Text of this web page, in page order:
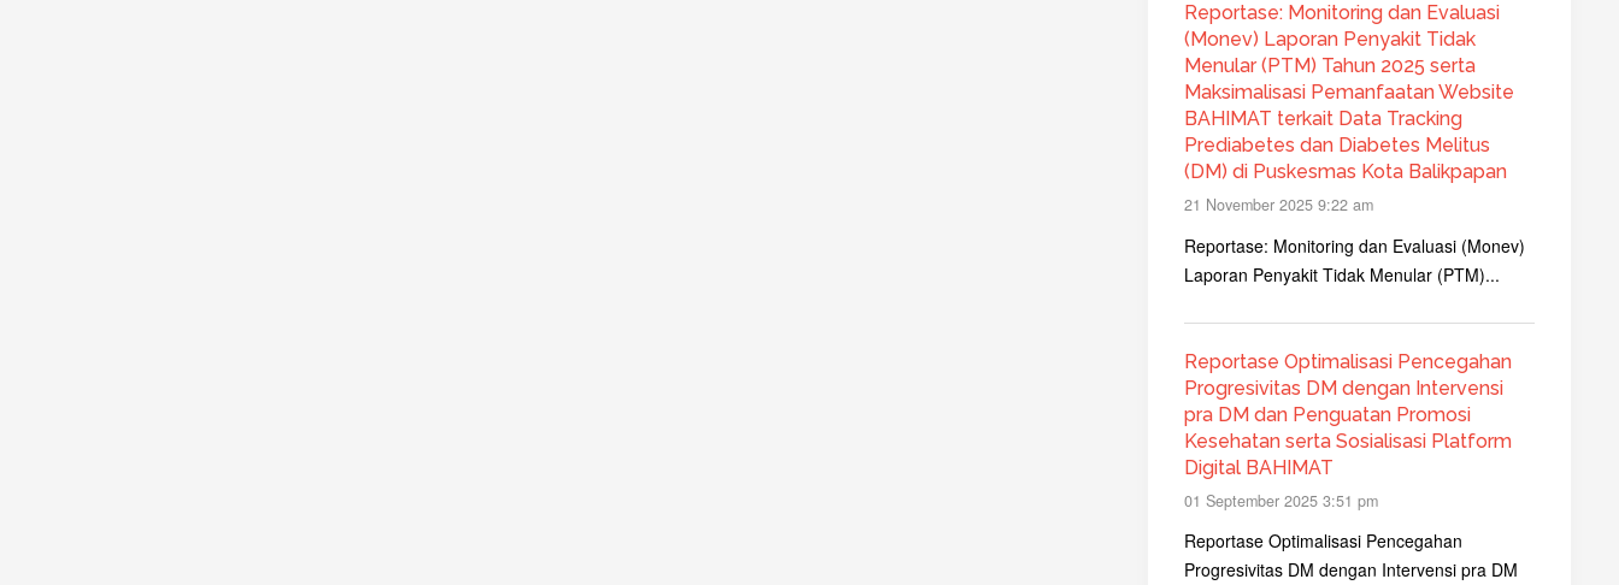
Reportase: Monitoring dan Evaluasi
(Monev) Laporan Penyakit Tidak
Menular (PTM) Tahun 2025 serta
Maksimalisasi Pemanfaatan Website
BAHIMAT terkait Data Tracking
Prediabetes dan Diabetes Melitus
(DM) di Puskesmas Kota Balikpapan
21 November 2025 9:22 am
Reportase: Monitoring dan Evaluasi (Monev)
Laporan Penyakit Tidak Menular (PTM)...
Reportase Optimalisasi Pencegahan
Progresivitas DM dengan Intervensi
pra DM dan Penguatan Promosi
Kesehatan serta Sosialisasi Platform
Digital BAHIMAT
01 September 2025 3:51 pm
Reportase Optimalisasi Pencegahan
Progresivitas DM dengan Intervensi pra DM